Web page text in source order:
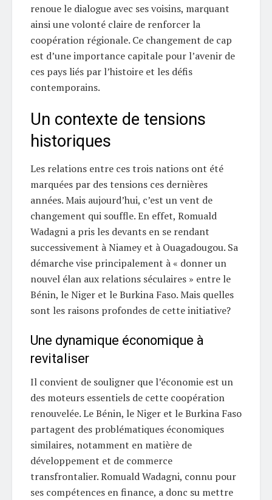
renoue le dialogue avec ses voisins, marquant
ainsi une volonté claire de renforcer la
coopération régionale. Ce changement de cap
est d’une importance capitale pour l’avenir de
ces pays liés par l’histoire et les défis
contemporains.
Un contexte de tensions
historiques
Les relations entre ces trois nations ont été
marquées par des tensions ces dernières
années. Mais aujourd’hui, c’est un vent de
changement qui souffle. En effet, Romuald
Wadagni a pris les devants en se rendant
successivement à Niamey et à Ouagadougou. Sa
démarche vise principalement à « donner un
nouvel élan aux relations séculaires » entre le
Bénin, le Niger et le Burkina Faso. Mais quelles
sont les raisons profondes de cette initiative?
Une dynamique économique à
revitaliser
Il convient de souligner que l’économie est un
des moteurs essentiels de cette coopération
renouvelée. Le Bénin, le Niger et le Burkina Faso
partagent des problématiques économiques
similaires, notamment en matière de
développement et de commerce
transfrontalier. Romuald Wadagni, connu pour
ses compétences en finance, a donc su mettre